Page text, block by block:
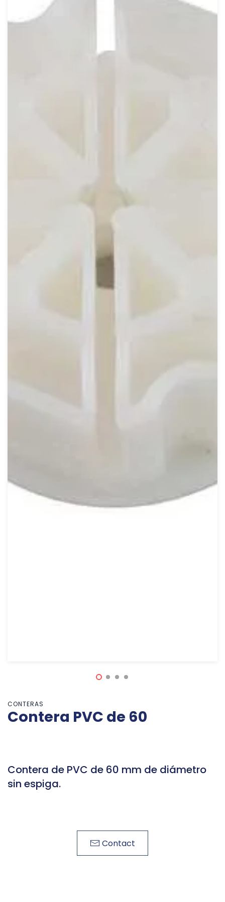
CONTERAS
Contera PVC de 60
Contera de PVC de 60 mm de diámetro
sin espiga.
Contact